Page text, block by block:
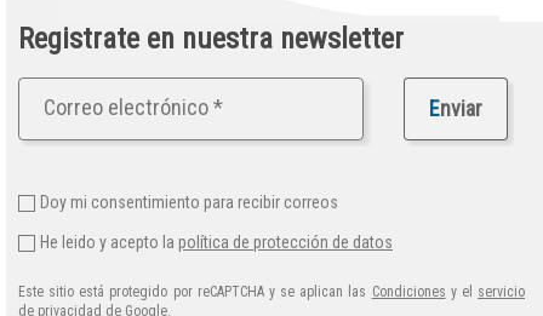
Registrate en nuestra newsletter
Enviar
Doy mi consentimiento para recibir correos
He leido y acepto la política de protección de datos
Este sitio está protegido por reCAPTCHA y se aplican las Condiciones y el servicio
de privacidad de Google.